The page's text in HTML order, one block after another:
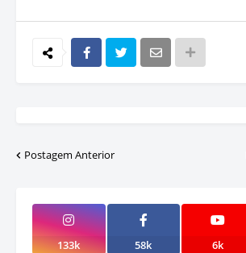
Postagem Anterior
133k 58k 6k